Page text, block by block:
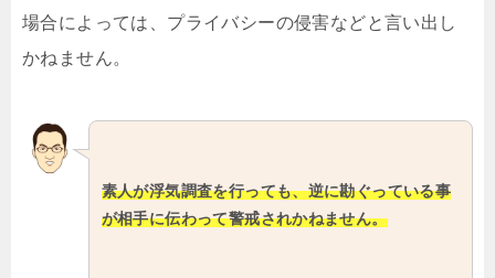
場合によっては、プライバシーの侵害などと言い出し
かねません。
素人が浮気調査を行っても、逆に勘ぐっている事
が相手に伝わって警戒されかねません。